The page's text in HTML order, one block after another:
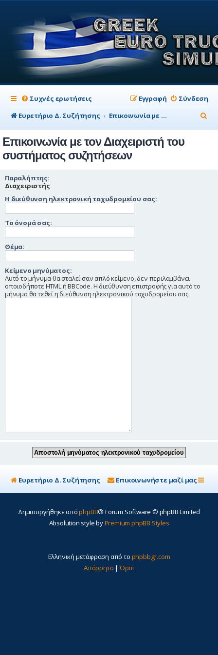
Συχνές ερωτήσεις Σύνδεση
Εγγραφή
Ευρετήριο Δ. Συζήτησης
Επικοινωνία με τον Διαχειριστή του συστήματος συζητήσεων
ν
Επικοινωνία με τον Διαχειριστή του
συστήματος συζητήσεων
Παραλήπτης:
Διαχειριστής
Η διεύθυνση ηλεκτρονική ταχυδρομείου σας:
Το όνομά σας:
Θέμα:
Κείμενο μηνύματος:
Αυτό το μήνυμα θα σταλεί σαν απλό κείμενο, δεν περιλαμβάνει
οποιοδήποτε HTML ή BBCode. Η διεύθυνση επιστροφής για αυτό το
μήνυμα θα τεθεί η διεύθυνση ηλεκτρονικού ταχυδρομείου σας.
Ευρετήριο Δ. Συζήτησης Επικοινωνήστε μαζί μας
Δημιουργήθηκε απόphpBB® Forum Software © phpBB Limited
Absolution style byPremium phpBB Styles
Ελληνική μετάφραση από το phpbbgr.com
Απόρρητο |Όροι